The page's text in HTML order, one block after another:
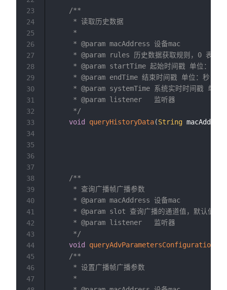
/**
     * 读取历史数据
     *
     * @param macAddress 设备mac
* @param rules 历史数据获取规则，0 表示
     * @param startTime 起始时间戳 单位：秒
* @param endTime 结束时间戳 单位：秒，
* @param systemTime 系统实时时间戳 单位
     * @param listener   监听器
     */
void
queryHistoryData(String macAddress
/**
     * 查询广播帧广播参数
     * @param macAddress 设备mac
* @param slot 查询广播的通道值，默认值
     * @param listener   监听器
     */
void
queryAdvParametersConfiguration
/**
     * 设置广播帧广播参数
     *
23
24
25
26
27
28
29
30
31
32
33
34
35
36
37
38
39
40
41
42
43
44
45
46
47